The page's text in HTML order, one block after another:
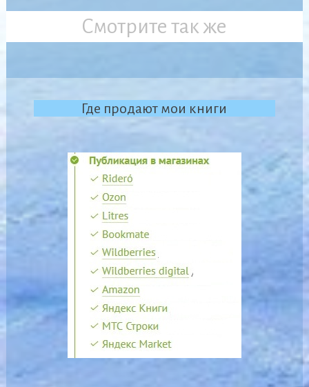
Смотрите так же
Где продают мои книги